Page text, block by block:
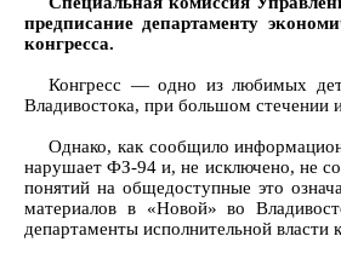
предписание департаменту
конгресса.
Конгресс — одно из любимых
Владивостока, при большом стечении
Однако, как сообщило
нарушает ФЗ-94 и, не исключено, не
понятий на общедоступные это
материалов в «Новой» во
департаменты исполнительной власти